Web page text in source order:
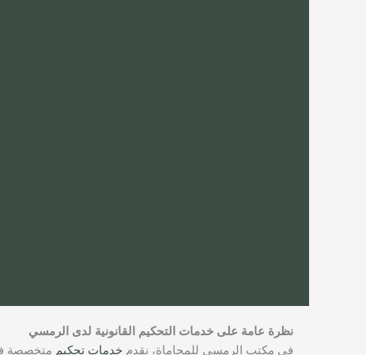
نظرة عامة على خدمات التحكيم القانونية لدى الرمسي
في مكتب الرمسي للمحاماة، نقدم خدمات تحكيم متخصصة في